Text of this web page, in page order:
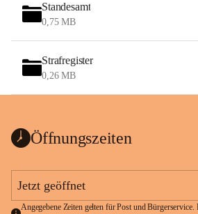
Standesamt
0,75 MB
Strafregister
0,26 MB
Öffnungszeiten
Jetzt geöffnet
Angegebene Zeiten gelten für Post und Bürgerservice.